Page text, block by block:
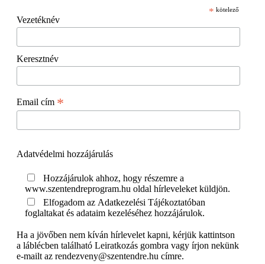
* kötelező
Vezetéknév
Keresztnév
Email cím *
Adatvédelmi hozzájárulás
www.szentendreprogram.hu oldal hírleveleket küldjön.
foglaltakat és adataim kezeléséhez hozzájárulok.
Ha a jövőben nem kíván hírlevelet kapni, kérjük kattintson
a láblécben található Leiratkozás gombra vagy írjon nekünk
e-mailt az rendezveny@szentendre.hu címre.